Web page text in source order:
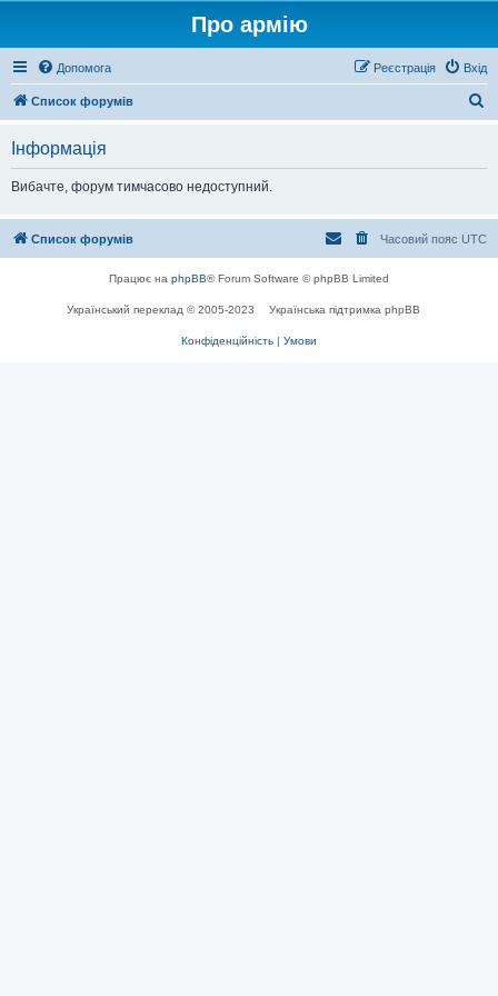
Про армію
Допомога Вхід
Реєстрація
Список форумів
Інформація
Вибачте, форум тимчасово недоступний.
Список форумів Часовий пояс UTC
Працює на phpBB® Forum Software © phpBB Limited
Український переклад © 2005-2023 Українська підтримка phpBB
Конфіденційність | Умови